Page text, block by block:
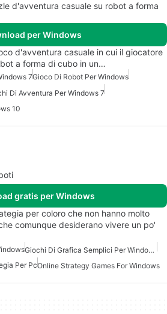
d'avventura casuale su robot a forma
per Windows
d'avventura casuale in cui il giocatore
a forma di cubo in un…
7Gioco Di Robot Per Windows
Di Avventura Per Windows 7
10
gratis per Windows
per coloro che non hanno molto
comunque desiderano vivere un po'
Giochi Di Grafica Semplici Per Windows 7
Per PcOnline Strategy Games For Windows